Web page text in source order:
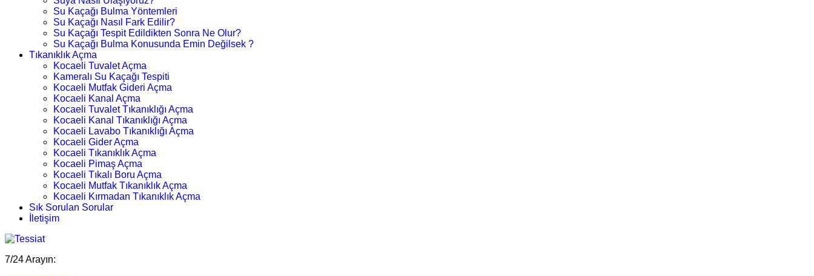
Su Kaçağı Bulma Yöntemleri
Su Kaçağı Nasıl Fark Edilir?
Su Kaçağı Tespit Edildikten Sonra Ne Olur?
Su Kaçağı Bulma Konusunda Emin Değilsek ?
Tıkanıklık Açma
Kocaeli Tuvalet Açma
Kameralı Su Kaçağı Tespiti
Kocaeli Mutfak Gideri Açma
Kocaeli Kanal Açma
Kocaeli Tuvalet Tıkanıklığı Açma
Kocaeli Kanal Tıkanıklığı Açma
Kocaeli Lavabo Tıkanıklığı Açma
Kocaeli Gider Açma
Kocaeli Tıkanıklık Açma
Kocaeli Pimaş Açma
Kocaeli Tıkalı Boru Açma
Kocaeli Mutfak Tıkanıklık Açma
Kocaeli Kırmadan Tıkanıklık Açma
Sık Sorulan Sorular
İletişim
7/24 Arayın: